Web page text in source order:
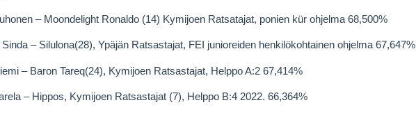
– Moondelight Ronaldo (14) Kymijoen Ratsatajat, ponien kür ohjelma 68,500%
Sinda – Silulona(28), Ypäjän Ratsastajat, FEI junioreiden henkilökohtainen ohjelma 67,647%
– Baron Tareq(24), Kymijoen Ratsastajat, Helppo A:2 67,414%
– Hippos, Kymijoen Ratsastajat (7), Helppo B:4 2022. 66,364%